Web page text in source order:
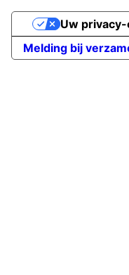
Melding bij
Uw